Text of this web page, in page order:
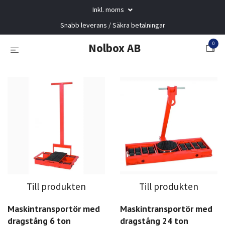
Inkl. moms
Snabb leverans / Säkra betalningar
Nolbox AB 0
Till produkten
Maskintransportör med
dragstång 6 ton
Till produkten
Maskintransportör med
dragstång 24 ton